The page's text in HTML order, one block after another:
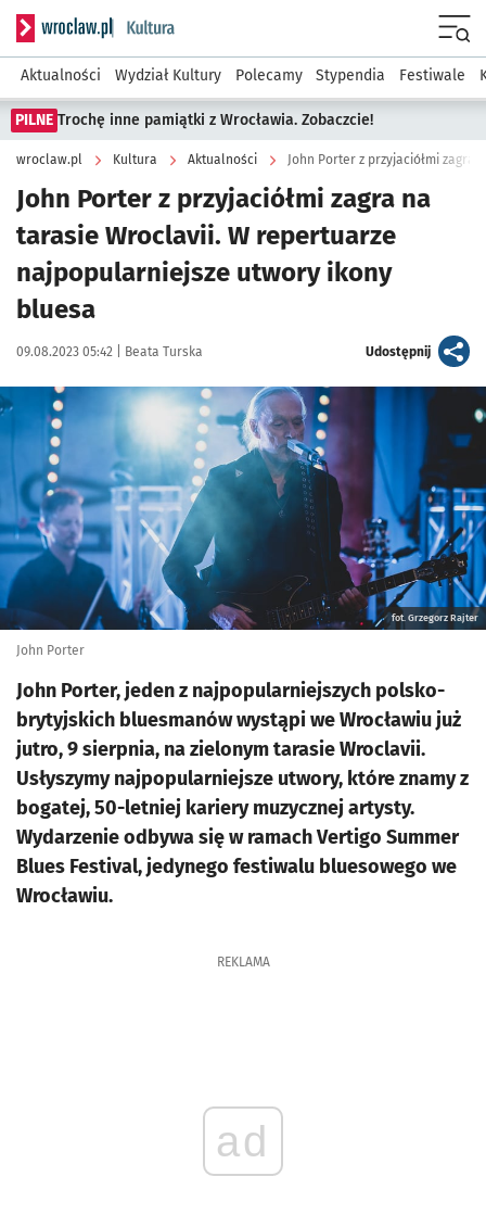
Serwis informacyjny wroclaw.pl podserwis: Kultura
Aktualności Wydział Kultury Polecamy Stypendia Festiwale
PILNE Trochę inne pamiątki z Wrocławia. Zobaczcie!
wroclaw.pl Kultura Aktualności
John Porter z przyjaciółmi zagra na
tarasie Wroclavii. W repertuarze
najpopularniejsze utwory ikony
bluesa
Data publikacji:
09.08.2023 05:42 | Autor:
Beata Turska Udostępnijartykuł
Kliknij, aby powiększyć
fot. Grzegorz Rajter
John Porter
John Porter, jeden z najpopularniejszych polsko-
brytyjskich bluesmanów wystąpi we Wrocławiu już
jutro, 9 sierpnia, na zielonym tarasie Wroclavii.
Usłyszymy najpopularniejsze utwory, które znamy z
bogatej, 50-letniej kariery muzycznej artysty.
Wydarzenie odbywa się w ramach Vertigo Summer
Blues Festival, jedynego festiwalu bluesowego we
Wrocławiu.
REKLAMA
ad